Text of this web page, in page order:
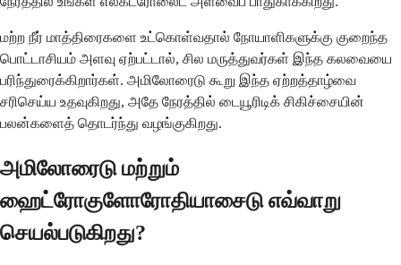
மற்ற நீர் மாத்திரைகளை உட்கொள்வதால் நோயாளிகளுக்கு குறைந்த
பொட்டாசியம் அளவு ஏற்பட்டால், சில மருத்துவர்கள் இந்த கலவையை
பரிந்துரைக்கிறார்கள். அமிலோரைடு கூறு இந்த ஏற்றத்தாழ்வை
சரிசெய்ய உதவுகிறது, அதே நேரத்தில் டையூரிடிக் சிகிச்சையின்
பலன்களைத் தொடர்ந்து வழங்குகிறது.
அமிலோரைடு மற்றும்
ஹைட்ரோகுளோரோதியாசைடு எவ்வாறு
செயல்படுகிறது?